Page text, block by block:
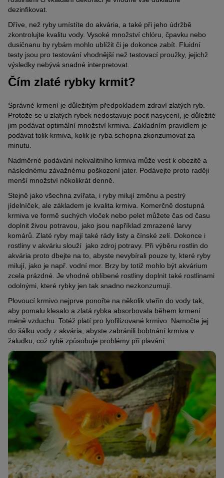
dezinfikovat.
Dříve, než ryby umístíte do akvária, a také při jeho údržbě
zkontrolujte kvalitu vody. Vysoké množství chlóru, čpavku nebo
dusičnanu by rybám mohlo ublížit či je dokonce zabít. Fluidní
testy jsou pro testování vhodnější než testovací proužky, jejichž
výsledky nebývá snadné interpretovat.
Čím zlaté rybky krmit?
Správné krmení je důležitým předpokladem zdraví zlatých ryb.
Protože se u zlatých rybek nedostavuje pocit nasycení, je důležité
jim podávat optimální množství krmiva. Základním pravidlem je
podávat tolik krmiva, kolik je ryba schopna zkonzumovat za
minutu.
Nadměrné podávání nekvalitního krmiva může vest k obezitě a
následnému závažnému poškození jater. Podávejte proto raději
menší množství několikrát denně.
Stejně jako všechna zvířata, i ryby milují změnu a pestrý
jídelníček, ale základem je kvalita krmiva. Komerčně dostupná
krmiva ve formě suchých vloček nebo pelet můžete čas od času
doplnit živou potravou, jako jsou například zmrazené larvy
komárů. Zlaté ryby mají také rády listy a čínské zelí. Dokonce i
rostliny v akváriu slouží jako zdroj potravy. Při výběru rostlin do
akvária proto dbejte na to, abyste nevybírali pouze ty, které ryby
milují, jako je např. vodní mor. Brzy by totiž mohlo být akvárium
zcela prázdné. Je vhodné oblíbené rostliny doplnit také rostlinami
odolnými, které rybky jen tak snadno nezkonzumují.
Plovoucí krmivo nejprve ponořte na několik vteřin do vody tak,
aby pomalu klesalo a zlatá rybka absorbovala během krmení
méně vzduchu. Totéž platí pro lyofilizované krmivo. Namočte jej
do šálku vody z akvária, abyste zabránili bobtnání krmiva v
žaludku, což rybě způsobuje problémy při plavání.